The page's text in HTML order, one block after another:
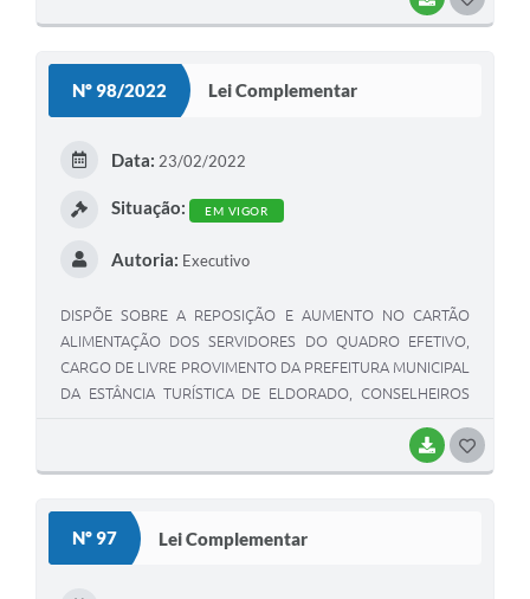
DÁ OUTRAS PROVIDÊNCIAS.
Nº 98/2022 Lei Complementar
BAIXAR
Data: 23/02/2022
Situação: EM VIGOR
Autoria: Executivo
DISPÕE SOBRE A REPOSIÇÃO E AUMENTO NO CARTÃO
ALIMENTAÇÃO DOS SERVIDORES DO QUADRO EFETIVO,
CARGO DE LIVRE PROVIMENTO DA PREFEITURA MUNICIPAL
DA ESTÂNCIA TURÍSTICA DE ELDORADO, CONSELHEIROS
Nº 97 Lei Complementar